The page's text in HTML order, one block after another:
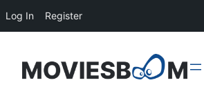
Log In Register